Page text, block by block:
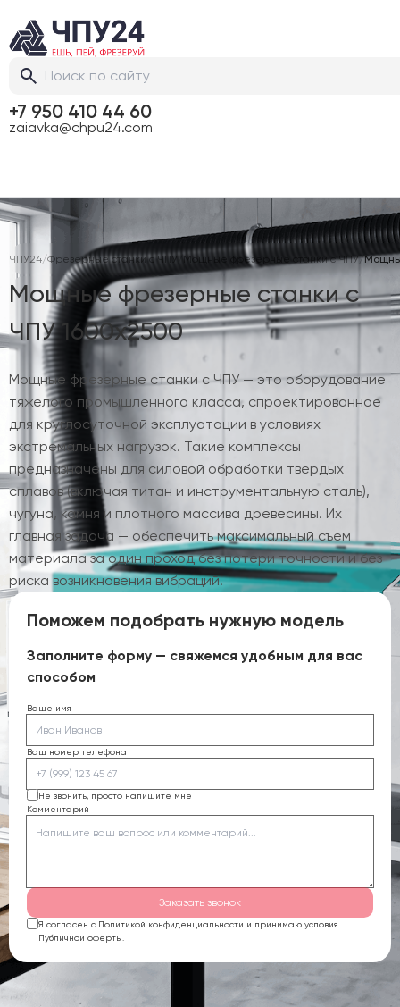
+7 950 410 44 60
zaiavka@chpu24.com
ЧПУ24/Фрезерные станки с ЧПУ/ Мощные фрезерные станки с ЧПУ/
Мощные фрезерные станки с
ЧПУ 1600х2500
Мощные фрезерные станки с ЧПУ — это оборудование
тяжелого промышленного класса, спроектированное
для круглосуточной эксплуатации в условиях
экстремальных нагрузок. Такие комплексы
предназначены для силовой обработки твердых
сплавов (включая титан и инструментальную сталь),
чугуна, камня и плотного массива древесины. Их
главная задача — обеспечить максимальный съем
материала за один проход без потери точности и без
риска возникновения вибраций.
Поможем подобрать нужную модель
Заполните форму — свяжемся удобным для вас
способом
Ваше имя
Ваш номер телефона
Не звонить, просто напишите мне
Комментарий
Заказать звонок
Я согласен с Политикой конфиденциальности и принимаю условия
Публичной оферты.